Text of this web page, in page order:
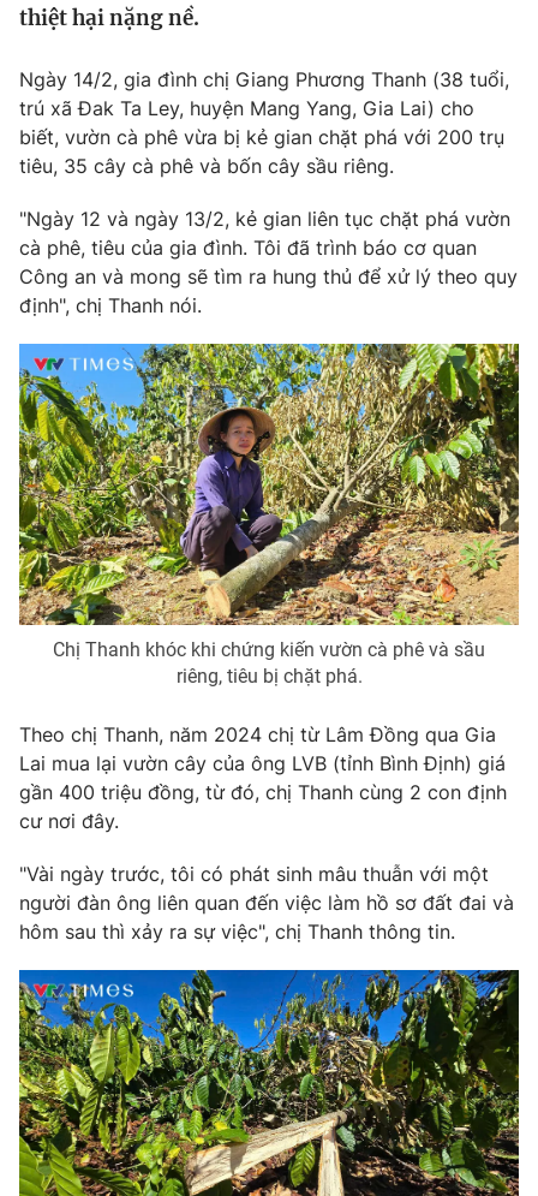
Thế giới đó đây
Câu chuyện quốc tế
Thị trường
Góc doanh nghiệp
Dữ liệu và đời sống
Truyền hình
Hậu trường
Nhân vật
Giải sao mai
Giải trí
Điện ảnh
Âm nhạc
Sao
Đời sống
Làm đẹp
Chất lượng cuộc sống
Giáo dục
Tuyển sinh
Học trực tuyến
Công nghệ
Hitech Công nghệ tương lai
Sản phẩm
Thị trường
Tư vấn
Giao lưu trực tuyến
Lịch phát sóng
Chuyên mục khác
Podcast
Photo Infographic
Video
VTV Money VTV Thể thao
VTV Sức khoẻ Bất động sản
Thị trường 24h Tấm lòng Việt
VTV4 Vươn mình bằng AI
VTV9 VTV8
thiệt hại nặng nề.
Ngày 14/2, gia đình chị Giang Phương Thanh (38 tuổi,
trú xã Đak Ta Ley, huyện Mang Yang, Gia Lai) cho
biết, vườn cà phê vừa bị kẻ gian chặt phá với 200 trụ
tiêu, 35 cây cà phê và bốn cây sầu riêng.
"Ngày 12 và ngày 13/2, kẻ gian liên tục chặt phá vườn
cà phê, tiêu của gia đình. Tôi đã trình báo cơ quan
Công an và mong sẽ tìm ra hung thủ để xử lý theo quy
định", chị Thanh nói.
Chị Thanh khóc khi chứng kiến vườn cà phê và sầu
riêng, tiêu bị chặt phá.
Theo chị Thanh, năm 2024 chị từ Lâm Đồng qua Gia
Lai mua lại vườn cây của ông LVB (tỉnh Bình Định) giá
gần 400 triệu đồng, từ đó, chị Thanh cùng 2 con định
cư nơi đây.
"Vài ngày trước, tôi có phát sinh mâu thuẫn với một
người đàn ông liên quan đến việc làm hồ sơ đất đai và
hôm sau thì xảy ra sự việc", chị Thanh thông tin.